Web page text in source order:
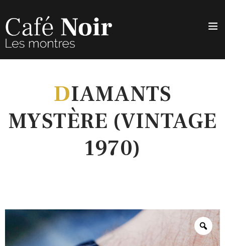
DIAMANTS
MYSTÈRE (VINTAGE
1970)